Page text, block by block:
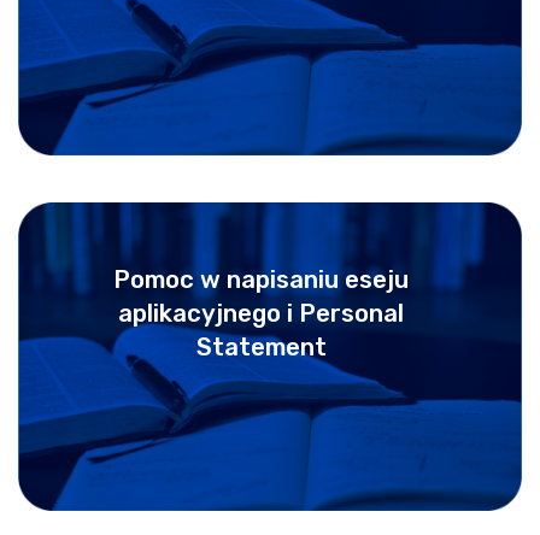
Pomoc w napisaniu eseju
aplikacyjnego i Personal
Statement